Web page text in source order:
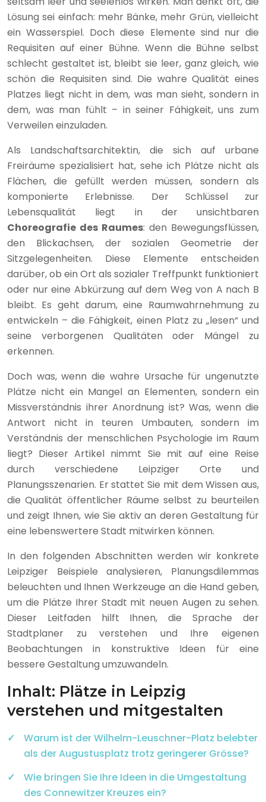
Lösung sei einfach: mehr Bänke, mehr Grün, vielleicht
ein Wasserspiel. Doch diese Elemente sind nur die
Requisiten auf einer Bühne. Wenn die Bühne selbst
schlecht gestaltet ist, bleibt sie leer, ganz gleich, wie
schön die Requisiten sind. Die wahre Qualität eines
Platzes liegt nicht in dem, was man sieht, sondern in
dem, was man fühlt – in seiner Fähigkeit, uns zum
Verweilen einzuladen.
Als Landschaftsarchitektin, die sich auf urbane
Freiräume spezialisiert hat, sehe ich Plätze nicht als
Flächen, die gefüllt werden müssen, sondern als
komponierte Erlebnisse. Der Schlüssel zur
Lebensqualität liegt in der unsichtbaren
Choreografie des Raumes: den Bewegungsflüssen,
den Blickachsen, der sozialen Geometrie der
Sitzgelegenheiten. Diese Elemente entscheiden
darüber, ob ein Ort als sozialer Treffpunkt funktioniert
oder nur eine Abkürzung auf dem Weg von A nach B
bleibt. Es geht darum, eine Raumwahrnehmung zu
entwickeln – die Fähigkeit, einen Platz zu „lesen“ und
seine verborgenen Qualitäten oder Mängel zu
erkennen.
Doch was, wenn die wahre Ursache für ungenutzte
Plätze nicht ein Mangel an Elementen, sondern ein
Missverständnis ihrer Anordnung ist? Was, wenn die
Antwort nicht in teuren Umbauten, sondern im
Verständnis der menschlichen Psychologie im Raum
liegt? Dieser Artikel nimmt Sie mit auf eine Reise
durch verschiedene Leipziger Orte und
Planungsszenarien. Er stattet Sie mit dem Wissen aus,
die Qualität öffentlicher Räume selbst zu beurteilen
und zeigt Ihnen, wie Sie aktiv an deren Gestaltung für
eine lebenswertere Stadt mitwirken können.
In den folgenden Abschnitten werden wir konkrete
Leipziger Beispiele analysieren, Planungsdilemmas
beleuchten und Ihnen Werkzeuge an die Hand geben,
um die Plätze Ihrer Stadt mit neuen Augen zu sehen.
Dieser Leitfaden hilft Ihnen, die Sprache der
Stadtplaner zu verstehen und Ihre eigenen
Beobachtungen in konstruktive Ideen für eine
bessere Gestaltung umzuwandeln.
Inhalt: Plätze in Leipzig
verstehen und mitgestalten
Warum ist der Wilhelm-Leuschner-Platz belebter
als der Augustusplatz trotz geringerer Grösse?
Wie bringen Sie Ihre Ideen in die Umgestaltung
des Connewitzer Kreuzes ein?